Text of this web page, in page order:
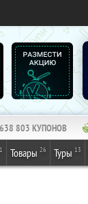
803 КУПОНОВ
Товары 26 Туры 13